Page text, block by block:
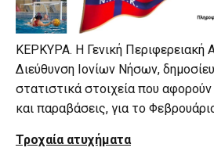
ΚΕΡΚΥΡΑ. Η Γενική Περιφερειακή
Διεύθυνση Ιονίων Νήσων,
στατιστικά στοιχεία που
και παραβάσεις, για το
Τροχαία ατυχήματα